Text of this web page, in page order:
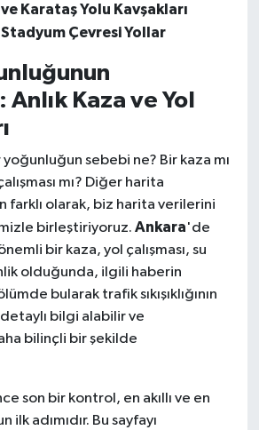
Karataş Yolu Kavşakları
Çevresi Yollar
Kaza ve Yol
sebebi ne? Bir kaza mı
mı? Diğer harita
farklı olarak, biz harita verilerini
birleştiriyoruz. Ankara'de
bir kaza, yol çalışması, su
olduğunda, ilgili haberin
bularak trafik sıkışıklığının
bilgi alabilir ve
bilinçli bir şekilde
son bir kontrol, en akıllı ve en
ilk adımıdır. Bu sayfayı